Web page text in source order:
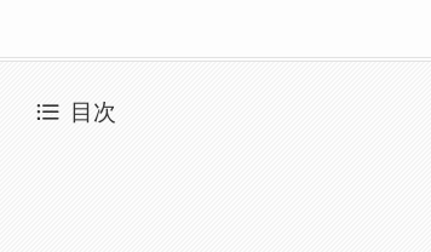
目次